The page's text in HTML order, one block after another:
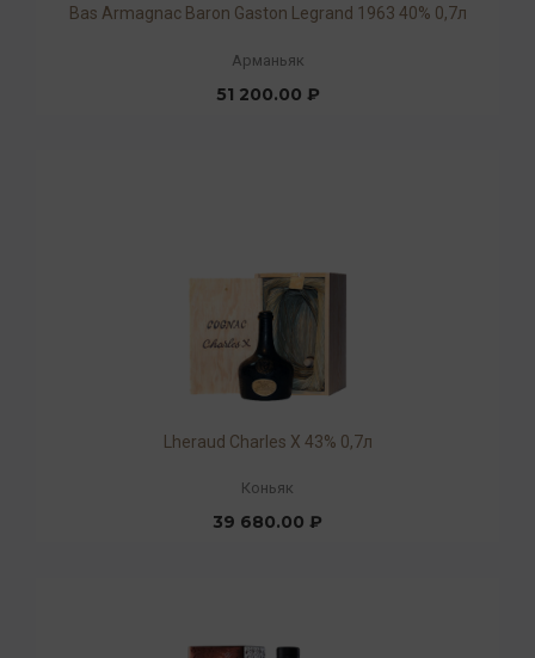
Bas Armagnac Baron Gaston Legrand 1963 40% 0,7л
Арманьяк
51 200.00 ₽
Lheraud Charles X 43% 0,7л
Коньяк
39 680.00 ₽